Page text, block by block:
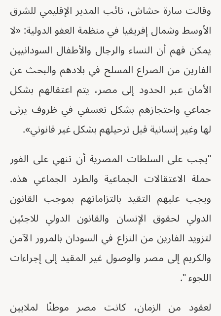
وقالت سارة حشاش، نائب المدير الإقليمي للشرق
الأوسط وشمال إفريقيا في منظمة العفو الدولية: «لا
يمكن فهم أن النساء والرجال والأطفال السودانيين
الفارين من الصراع المسلح في بلادهم والبحث عن
الأمان عبر الحدود إلى مصر، يتم اعتقالهم بشكل
جماعي واحتجازهم بشكل تعسفي في ظروف يرثى
لها وغير إنسانية قبل ترحيلهم بشكل غير قانوني».
"يجب على السلطات المصرية أن تنهي على الفور
حملة الاعتقالات الجماعية والطرد الجماعي هذه.
ويجب عليهم التقيد بالتزاماتهم بموجب القانون
الدولي لحقوق الإنسان والقانون الدولي للاجئين
لتزويد الفارين من النزاع في السودان بالمرور الآمن
والكريم إلى مصر والوصول غير المقيد إلى إجراءات
اللجوء ".
لعقود من الزمان، كانت مصر موطنًا لملايين